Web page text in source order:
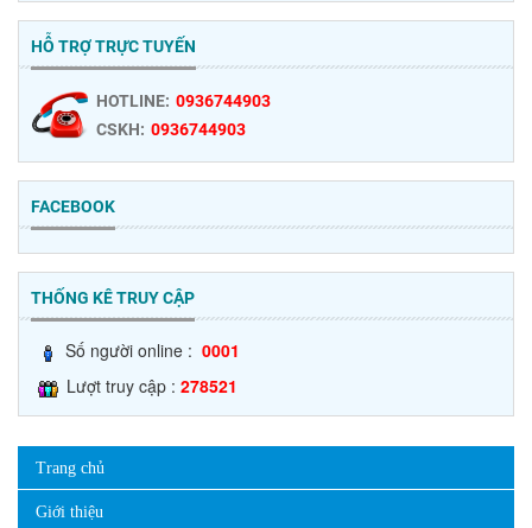
HỖ TRỢ TRỰC TUYẾN
HOTLINE: 0936744903
CSKH: 0936744903
FACEBOOK
THỐNG KÊ TRUY CẬP
Số người online : 0001
Lượt truy cập : 278521
Trang chủ
Giới thiệu